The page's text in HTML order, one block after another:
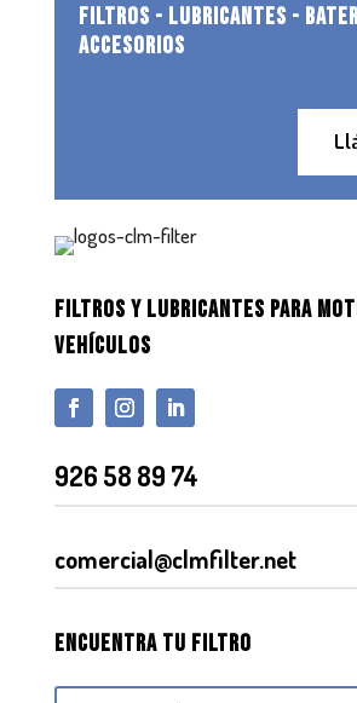
FILTROS - LUBRICANTES -
ACCESORIOS
FILTROS Y LUBRICANTES PARA
VEHÍCULOS
926 58 89 74
comercial@clmfilter.net
Encuentra tu filtro